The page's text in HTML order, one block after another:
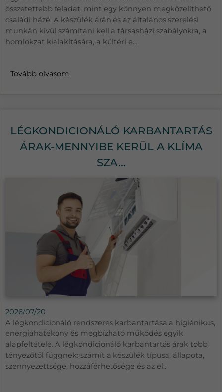
összetettebb feladat, mint egy könnyen megközelíthető
családi házé. A készülék árán és az általános szerelési
munkán kívül számítani kell a társasházi szabályokra, a
homlokzat kialakítására, a kültéri e...
Tovább olvasom
LÉGKONDICIONÁLÓ KARBANTARTÁS
ÁRAK-MENNYIBE KERÜL A KLÍMA
SZA...
2026/07/20
A légkondicionáló rendszeres karbantartása a higiénikus,
energiahatékony és megbízható működés egyik
alapfeltétele. A légkondicionáló karbantartás árak több
tényezőtől függnek: számít a készülék típusa, állapota,
szennyezettsége, hozzáférhetősége és az el...